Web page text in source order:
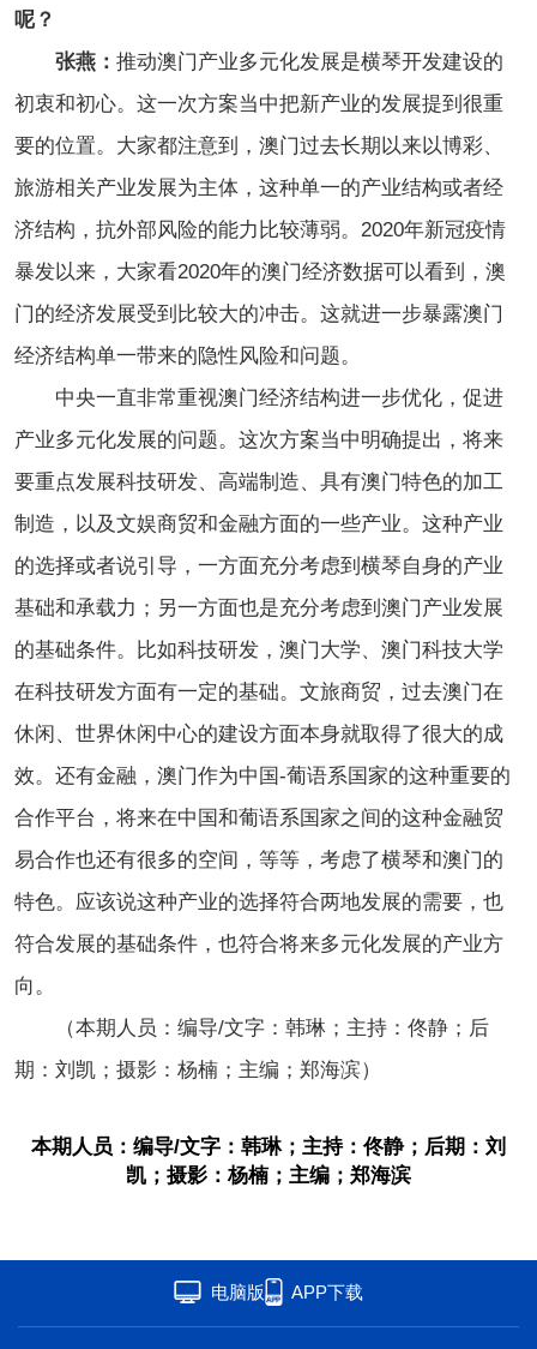
呢？
张燕： 推动澳门产业多元化发展是横琴开发建设的
初衷和初心。这一次方案当中把新产业的发展提到很重
要的位置。大家都注意到，澳门过去长期以来以博彩、
旅游相关产业发展为主体，这种单一的产业结构或者经
济结构，抗外部风险的能力比较薄弱。2020年新冠疫情
暴发以来，大家看2020年的澳门经济数据可以看到，澳
门的经济发展受到比较大的冲击。这就进一步暴露澳门
经济结构单一带来的隐性风险和问题。
中央一直非常重视澳门经济结构进一步优化，促进
产业多元化发展的问题。这次方案当中明确提出，将来
要重点发展科技研发、高端制造、具有澳门特色的加工
制造，以及文娱商贸和金融方面的一些产业。这种产业
的选择或者说引导，一方面充分考虑到横琴自身的产业
基础和承载力；另一方面也是充分考虑到澳门产业发展
的基础条件。比如科技研发，澳门大学、澳门科技大学
在科技研发方面有一定的基础。文旅商贸，过去澳门在
休闲、世界休闲中心的建设方面本身就取得了很大的成
效。还有金融，澳门作为中国-葡语系国家的这种重要的
合作平台，将来在中国和葡语系国家之间的这种金融贸
易合作也还有很多的空间，等等，考虑了横琴和澳门的
特色。应该说这种产业的选择符合两地发展的需要，也
符合发展的基础条件，也符合将来多元化发展的产业方
向。
（本期人员：编导/文字：韩琳；主持：佟静；后
期：刘凯；摄影：杨楠；主编；郑海滨）
本期人员：编导/文字：韩琳；主持：佟静；后期：刘
凯；摄影：杨楠；主编；郑海滨
电脑版 APP下载